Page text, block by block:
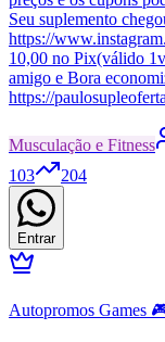
Seu suplemento
https://
10,00 no Pix(válido
amigo e Bora
https://
Musculação e Fitness
103
204
Entrar
Autopromos Games